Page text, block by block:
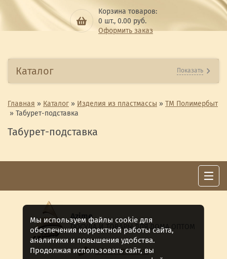
Корзина товаров:
0 шт., 0.00 руб.
Оформить заказ
Каталог Показать
Главная » Каталог » Изделия из пластмассы » ТМ Полимербыт
» Табурет-подставка
Табурет-подставка
Azime
ПОСУДА И ТОВАРЫ ДЛЯ ДОМА ОПТОМ
8 (911) 922 -15-12
Мы используем файлы cookie для
обеспечения корректной работы сайта,
аналитики и повышения удобства.
Продолжая использовать сайт, вы